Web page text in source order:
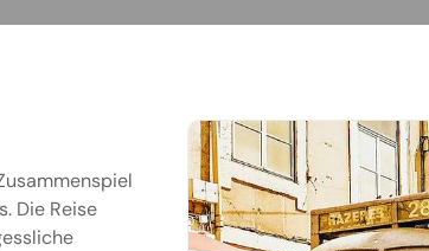
Die Reise